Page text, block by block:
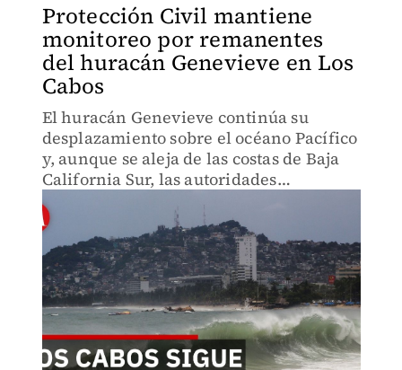
Protección Civil mantiene
monitoreo por remanentes
del huracán Genevieve en Los
Cabos
El huracán Genevieve continúa su
desplazamiento sobre el océano Pacífico
y, aunque se aleja de las costas de Baja
California Sur, las autoridades
mantienen un monitoreo permanente
debido a los efectos que aún pueden
presentarse en la región.